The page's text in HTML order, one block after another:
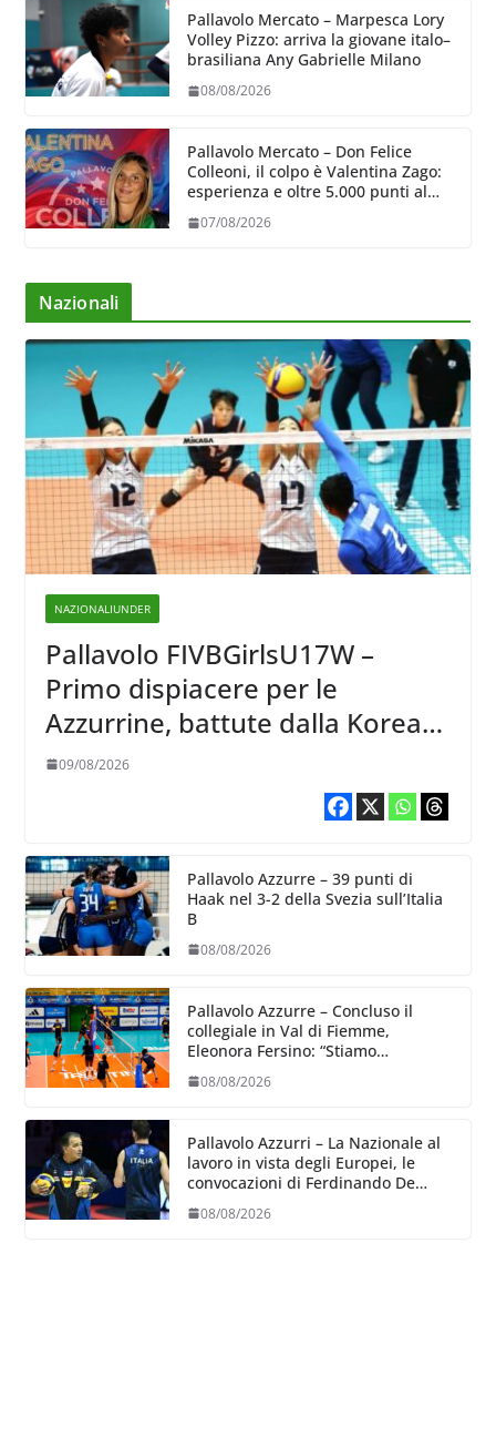
Pallavolo Mercato – Marpesca Lory
Volley Pizzo: arriva la giovane italo–
brasiliana Any Gabrielle Milano
08/08/2026
Pallavolo Mercato – Don Felice
Colleoni, il colpo è Valentina Zago:
esperienza e oltre 5.000 punti al
07/08/2026
Nazionali
NAZIONALIUNDER
Pallavolo FIVBGirlsU17W –
Primo dispiacere per le
Azzurrine, battute dalla Korea
3-1
09/08/2026
Pallavolo Azzurre – 39 punti di
Haak nel 3-2 della Svezia sull’Italia
B
08/08/2026
Pallavolo Azzurre – Concluso il
collegiale in Val di Fiemme,
Eleonora Fersino: “Stiamo
dove poter migliorare”.
08/08/2026
Pallavolo Azzurri – La Nazionale al
lavoro in vista degli Europei, le
convocazioni di Ferdinando De
08/08/2026